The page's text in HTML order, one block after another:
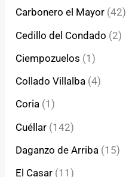
Carbonero el Mayor (42)
Cedillo del Condado (2)
Ciempozuelos (1)
Collado Villalba (4)
Coria (1)
Cuéllar (142)
Daganzo de Arriba (15)
El Casar (11)